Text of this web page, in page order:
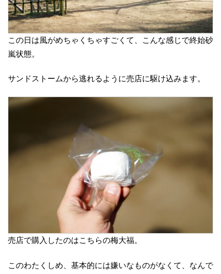
この日は風がめちゃくちゃすごくて、こんな感じで終始砂
嵐状態。
サンドストームから逃れるように売店に駆け込みます。
売店で購入したのはこちらの梅大福。
このわたくしめ、基本的には嫌いなものがなくて、なんで